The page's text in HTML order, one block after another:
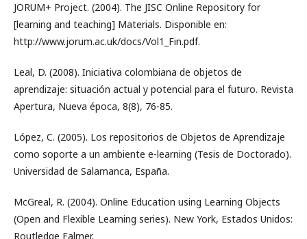
JORUM+ Project. (2004). The JISC Online Repository for
[learning and teaching] Materials. Disponible en:
http://www.jorum.ac.uk/docs/Vol1_Fin.pdf.
Leal, D. (2008). Iniciativa colombiana de objetos de
aprendizaje: situación actual y potencial para el futuro. Revista
Apertura, Nueva época, 8(8), 76-85.
López, C. (2005). Los repositorios de Objetos de Aprendizaje
como soporte a un ambiente e-learning (Tesis de Doctorado).
Universidad de Salamanca, España.
McGreal, R. (2004). Online Education using Learning Objects
(Open and Flexible Learning series). New York, Estados Unidos:
Routledge Falmer.